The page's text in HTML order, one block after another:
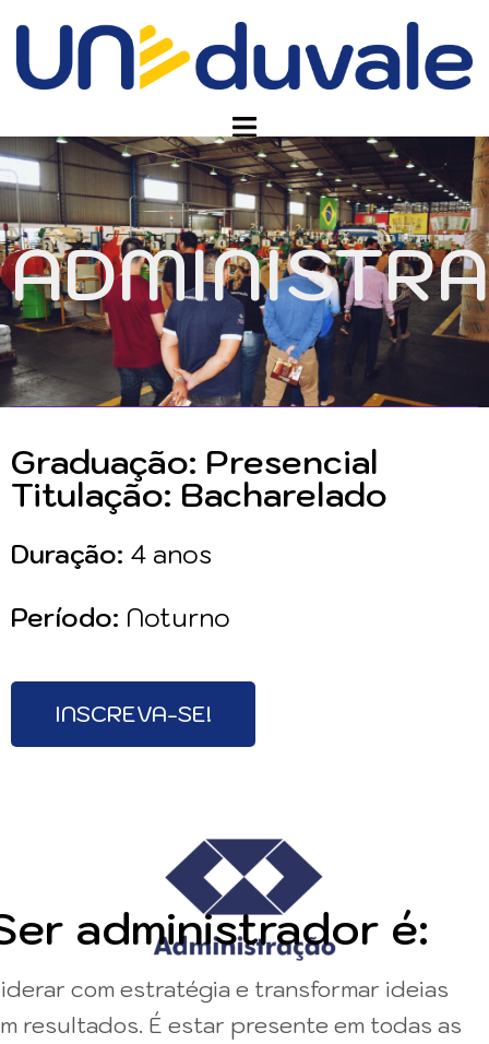
Graduação: Presencial
Titulação: Bacharelado
Duração: 4 anos
Período: Noturno
INSCREVA-SE!
administrador é:
com estratégia e transformar ideias
resultados. É estar presente em todas as